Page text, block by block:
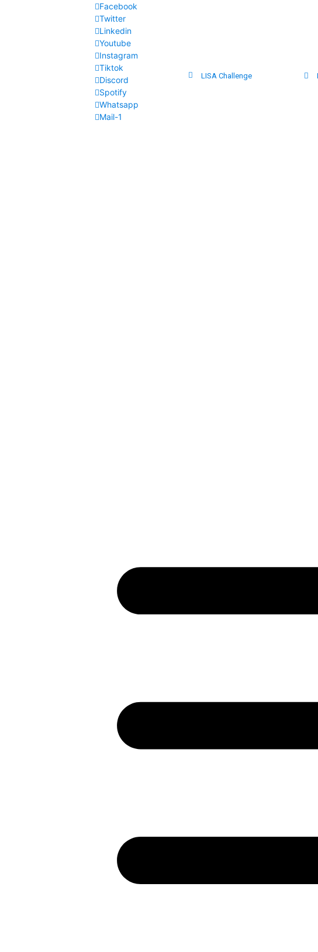
LISA Challenge
Facebook
Twitter
Linkedin
Youtube
Instagram
Tiktok
Discord
Spotify
Whatsapp
Mail-1